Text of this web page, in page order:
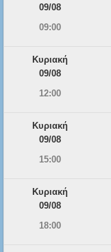
09/08
09:00
Κυριακή
09/08
12:00
Κυριακή
09/08
15:00
Κυριακή
09/08
18:00